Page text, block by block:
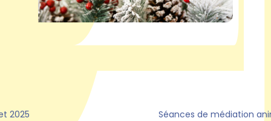
2025 Séances de médiation